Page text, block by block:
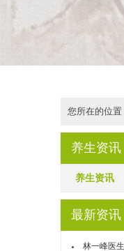
您所在的位置
养生资讯
养生资讯
最新资讯
林一峰医